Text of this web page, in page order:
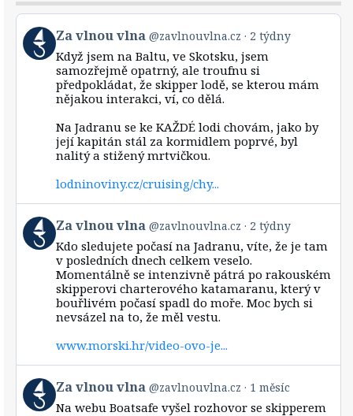
View
post
by
Bluesky
Za vlnou vlna @zavlnouvlna.cz 2 týdny
Když jsem na Baltu, ve Skotsku, jsem
samozřejmě opatrný, ale troufnu si
předpokládat, že skipper lodě, se kterou mám
nějakou interakci, ví, co dělá.
Na Jadranu se ke KAŽDÉ lodi chovám, jako by
její kapitán stál za kormidlem poprvé, byl
nalitý a stižený mrtvičkou.
lodninoviny.cz/cruising/chy...
View
post
by
Bluesky
Za vlnou vlna @zavlnouvlna.cz 2 týdny
Kdo sledujete počasí na Jadranu, víte, že je tam
v posledních dnech celkem veselo.
Momentálně se intenzivně pátrá po rakouském
skipperovi charterového katamaranu, který v
bouřlivém počasí spadl do moře. Moc bych si
nevsázel na to, že měl vestu.
www.morski.hr/video-ovo-je...
View
post
by
Za vlnou vlna @zavlnouvlna.cz 1 měsíc
Na webu Boatsafe vyšel rozhovor se skipperem